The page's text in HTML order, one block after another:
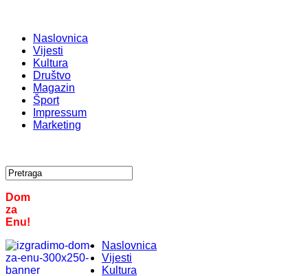
Naslovnica
Vijesti
Kultura
Društvo
Magazin
Šport
Impressum
Marketing
Dom
za
Enu!
Naslovnica
Vijesti
Kultura